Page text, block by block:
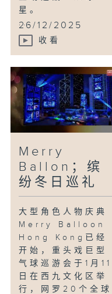
星。
...
26/12/2025
收看
Merry
Ballon；缤
纷冬日巡礼
大型角色人物庆典
Merry Balloon
Hong Kong已经
开始，重头戏巨型
气球巡游会于1月11
日在西九文化区举
行，网罗20个全球